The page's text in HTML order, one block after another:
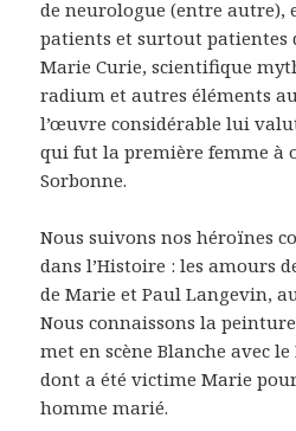
de neurologue (entre autre),
patients et surtout patientes
Marie Curie, scientifique
radium et autres éléments
l’œuvre considérable lui
qui fut la première femme à
Sorbonne.
Nous suivons nos héroïnes
dans l’Histoire : les amours
de Marie et Paul Langevin,
Nous connaissons la
met en scène Blanche avec
dont a été victime Marie
homme marié.